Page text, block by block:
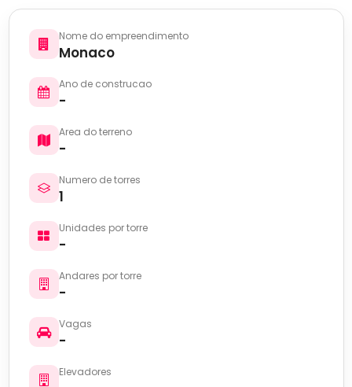
Nome do empreendimento
Monaco
Ano de construcao
-
Area do terreno
-
Numero de torres
1
Unidades por torre
-
Andares por torre
-
Vagas
-
Elevadores